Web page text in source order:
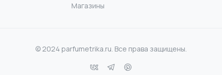
Магазины
© 2024 parfumetrika.ru. Все права защищены.